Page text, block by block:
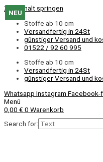
Zum Inhalt springen
Stoffe ab 10 cm
Versandfertig in 24St
günstiger Versand und
01522 / 92 60 995
Stoffe ab 10 cm
Versandfertig in 24St
günstiger Versand und
Whatsapp Instagram Facebook-f
Menü
0,00 € 0 Warenkorb
Search for:
NEU
NEU
NEU
NEU
NEU
NEU
NEU
NEU
NEU
NEU
NEU